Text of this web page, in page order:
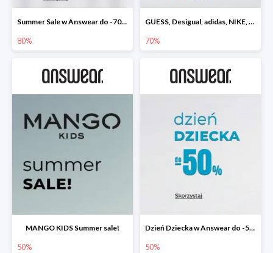
Summer Sale w Answear do -70% + dodatkowe 10% rabatu
80%
GUESS, Desigual, adidas, NIKE, LEVI'S wyprzedaż do -70%
70%
MANGO KIDS Summer sale!
50%
Dzień Dziecka w Answear do -50%
50%